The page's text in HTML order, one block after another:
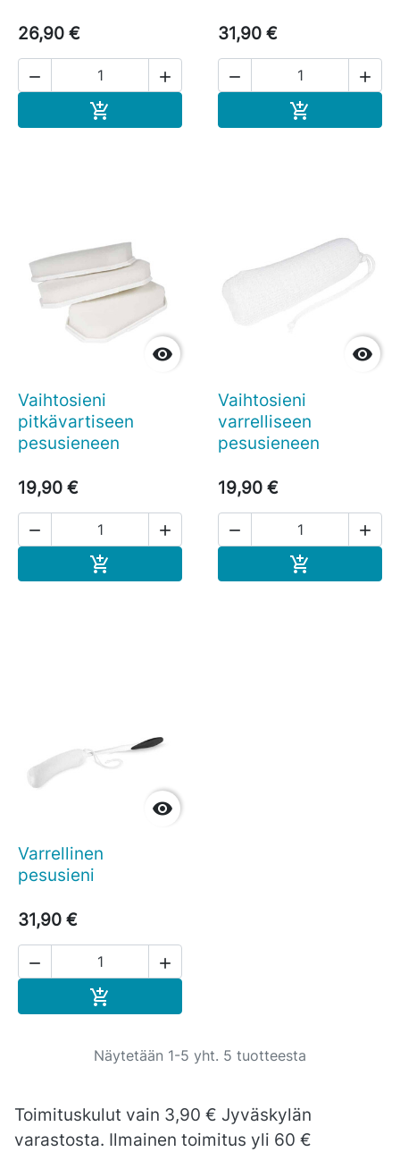
26,90 €
 

31,90 €
 


Vaihtosieni
pitkävartiseen
pesusieneen
19,90 €
 


Vaihtosieni
varrelliseen
pesusieneen
19,90 €
 


Varrellinen
pesusieni
31,90 €
 

Näytetään 1-5 yht. 5 tuotteesta
Toimituskulut vain 3,90 € Jyväskylän
varastosta. Ilmainen toimitus yli 60 €